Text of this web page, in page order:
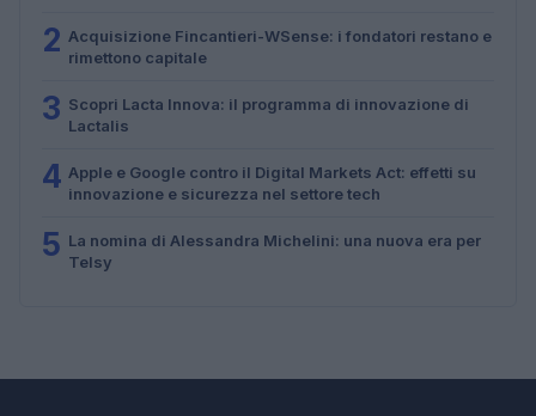
2 Acquisizione Fincantieri-WSense: i fondatori restano e
rimettono capitale
3 Scopri Lacta Innova: il programma di innovazione di
Lactalis
4 Apple e Google contro il Digital Markets Act: effetti su
innovazione e sicurezza nel settore tech
5 La nomina di Alessandra Michelini: una nuova era per
Telsy